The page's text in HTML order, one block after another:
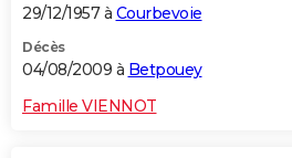
29/12/1957 à Courbevoie
Décès
04/08/2009 à Betpouey
Famille VIENNOT